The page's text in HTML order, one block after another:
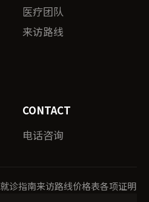
医疗团队
来访路线
CONTACT
电话咨询
就诊指南来访路线价格表各项证明